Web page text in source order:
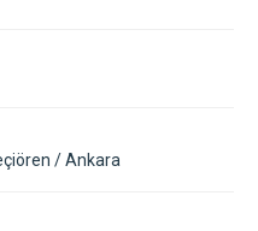
/ Ankara